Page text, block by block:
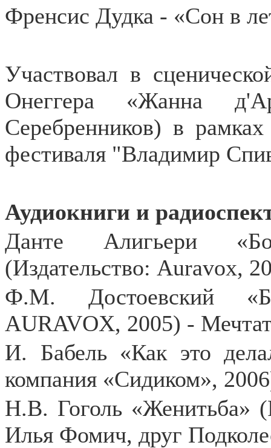
Френсис Дудка - «Сон в
Участвовал в
Онеггера «Жанна
Серебренников) в
фестиваля "Владимир
Аудиокниги и
Данте Алигьери
(Издательство: Auravox,
Ф.М. Достоевский
AURAVOX, 2005) -
И. Бабель «Как это
компания «Сидиком»,
Н.В. Гоголь «Женитьба»
Илья Фомич, друг